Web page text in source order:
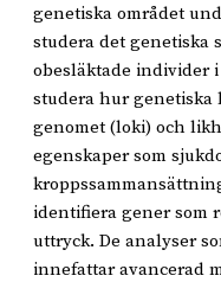
genetiska området
studera det genetiska
obesläktade individer
studera hur
genomet (loki) och
egenskaper som
identifiera gener som
uttryck. De analyser
innefattar avancerad